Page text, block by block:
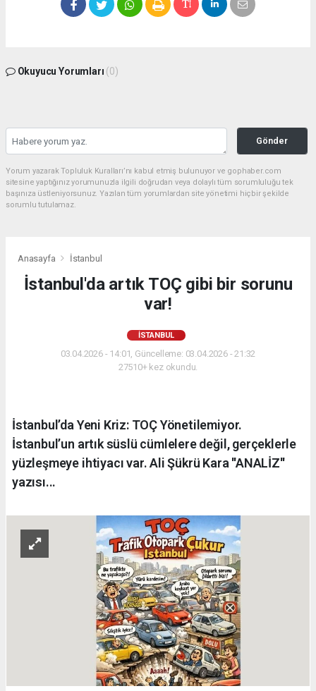
Okuyucu Yorumları (0)
Gönder
Yorum yazarak Topluluk Kuralları’nı kabul etmiş bulunuyor ve gophaber.com
sitesine yaptığınız yorumunuzla ilgili doğrudan veya dolaylı tüm sorumluluğu tek
başınıza üstleniyorsunuz. Yazılan tüm yorumlardan site yönetimi hiçbir şekilde
sorumlu tutulamaz.
Anasayfa İstanbul
İstanbul'da artık TOÇ gibi bir sorunu
var!
İSTANBUL
03.04.2026 - 14:01, Güncelleme: 03.04.2026 - 21:32
27510+ kez okundu.
İstanbul’da Yeni Kriz: TOÇ Yönetilemiyor.
İstanbul’un artık süslü cümlelere değil, gerçeklerle
yüzleşmeye ihtiyacı var. Ali Şükrü Kara ''ANALİZ''
yazısı...